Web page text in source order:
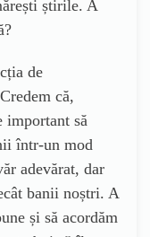
știrile. A
de
că,
important să
într-un mod
adevărat, dar
banii noștri. A
și să acordăm